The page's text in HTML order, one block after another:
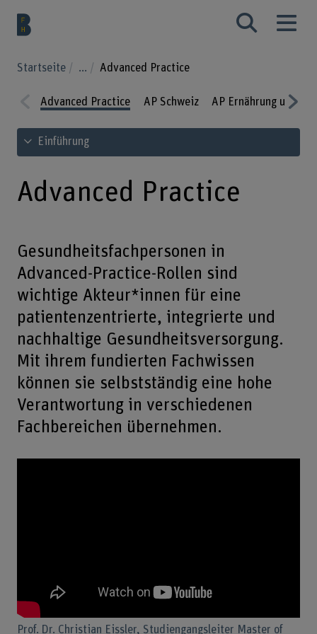
Startseite ... Advanced Practice
Prev
ious
Advanced Practice AP Schweiz AP Ernährung und
Nex
t
Inhaltsverzeichnis ansehen
Einführung
Advanced Practice
Gesundheitsfachpersonen in
Advanced-Practice-Rollen sind
wichtige Akteur*innen für eine
patientenzentrierte, integrierte und
nachhaltige Gesundheitsversorgung.
Mit ihrem fundierten Fachwissen
können sie selbstständig eine hohe
Verantwortung in verschiedenen
Fachbereichen übernehmen.
Prof. Dr. Christian Eissler, Studiengangsleiter Master of